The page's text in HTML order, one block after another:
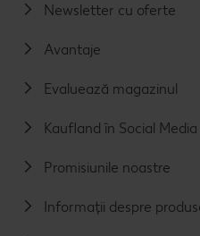
Newsletter cu oferte
Avantaje
Evaluează magazinul
Kaufland în Social Media
Promisiunile noastre
Informații despre